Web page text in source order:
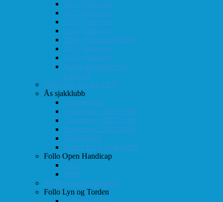
2011 (Eidsvoll)
2012 (Eidsvoll)
2013 (Eidsvoll)
2014 (Eidsvoll)
2014 (Rokaden/NSSF)
2015 (Eidsvoll)
2016 (Eidsvoll)
Kamp-statistikk mot
Eidsvoll
NM-finale for lag 1998
Ås sjakklubb
Totaloversikt
Turneringer 1981-1986
Turneringer 1987-1991
Turneringer 1992-1996
Klubbaviser
Partier fra Ås sjakklubb
Follo Open Handicap
2001
1999
Klubbavisen Sjakkalen
Follo Lyn og Torden